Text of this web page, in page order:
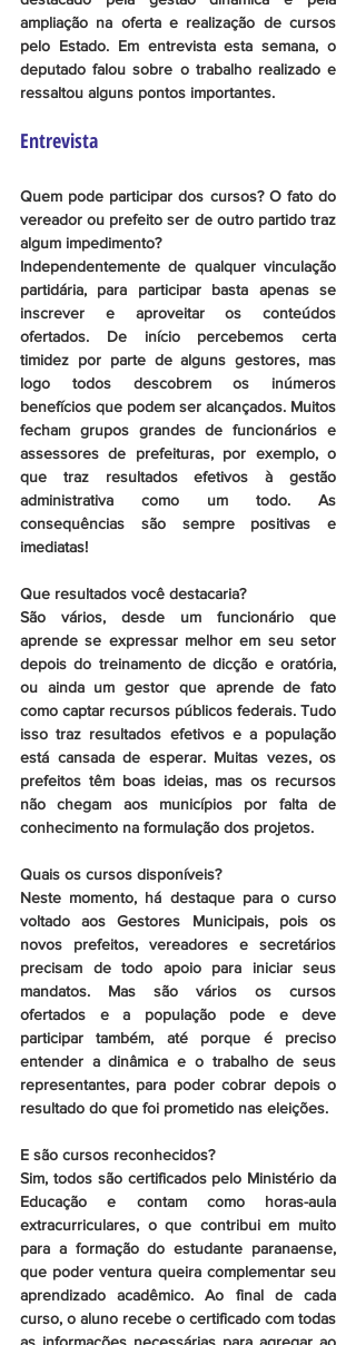
ampliação na oferta e realização de cursos
pelo Estado. Em entrevista esta semana, o
deputado falou sobre o trabalho realizado e
ressaltou alguns pontos importantes.
Entrevista
Quem pode participar dos cursos? O fato do
vereador ou prefeito ser de outro partido traz
algum impedimento?
Independentemente de qualquer vinculação
partidária, para participar basta apenas se
inscrever e aproveitar os conteúdos
ofertados. De início percebemos certa
timidez por parte de alguns gestores, mas
logo todos descobrem os inúmeros
benefícios que podem ser alcançados. Muitos
fecham grupos grandes de funcionários e
assessores de prefeituras, por exemplo, o
que traz resultados efetivos à gestão
administrativa como um todo. As
consequências são sempre positivas e
imediatas!
Que resultados você destacaria?
São vários, desde um funcionário que
aprende se expressar melhor em seu setor
depois do treinamento de dicção e oratória,
ou ainda um gestor que aprende de fato
como captar recursos públicos federais. Tudo
isso traz resultados efetivos e a população
está cansada de esperar. Muitas vezes, os
prefeitos têm boas ideias, mas os recursos
não chegam aos municípios por falta de
conhecimento na formulação dos projetos.
Quais os cursos disponíveis?
Neste momento, há destaque para o curso
voltado aos Gestores Municipais, pois os
novos prefeitos, vereadores e secretários
precisam de todo apoio para iniciar seus
mandatos. Mas são vários os cursos
ofertados e a população pode e deve
participar também, até porque é preciso
entender a dinâmica e o trabalho de seus
representantes, para poder cobrar depois o
resultado do que foi prometido nas eleições.
E são cursos reconhecidos?
Sim, todos são certificados pelo Ministério da
Educação e contam como horas-aula
extracurriculares, o que contribui em muito
para a formação do estudante paranaense,
que poder ventura queira complementar seu
aprendizado acadêmico. Ao final de cada
curso, o aluno recebe o certificado com todas
as informações necessárias para agregar ao